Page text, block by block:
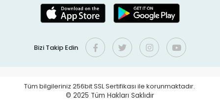
Bizi Takip Edin
Tüm bilgileriniz 256bit SSL Sertifikası ile korunmaktadır.
© 2025 Tüm Hakları Saklıdır